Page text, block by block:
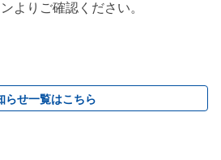
よりご確認ください。
らせ一覧はこちら